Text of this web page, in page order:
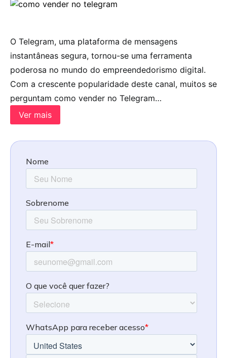
O Telegram, uma plataforma de mensagens
instantâneas segura, tornou-se uma ferramenta
poderosa no mundo do empreendedorismo digital.
Com a crescente popularidade deste canal, muitos se
perguntam como vender no Telegram…
Ver mais